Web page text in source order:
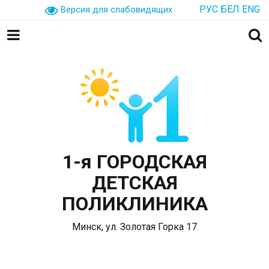
Версия для слабовидящих РУС БЕЛ ENG
1-я ГОРОДСКАЯ
ДЕТСКАЯ
ПОЛИКЛИНИКА
Минск, ул. Золотая Горка 17